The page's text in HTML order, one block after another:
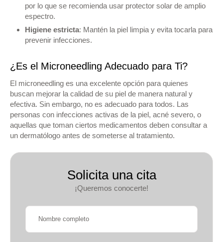
por lo que se recomienda usar protector solar de amplio
espectro.
Higiene estricta: Mantén la piel limpia y evita tocarla para
prevenir infecciones.
¿Es el Microneedling Adecuado para Ti?
El microneedling es una excelente opción para quienes
buscan mejorar la calidad de su piel de manera natural y
efectiva. Sin embargo, no es adecuado para todos. Las
personas con infecciones activas de la piel, acné severo, o
aquellas que toman ciertos medicamentos deben consultar a
un dermatólogo antes de someterse al tratamiento.
Solicita una cita
¡Queremos conocerte!